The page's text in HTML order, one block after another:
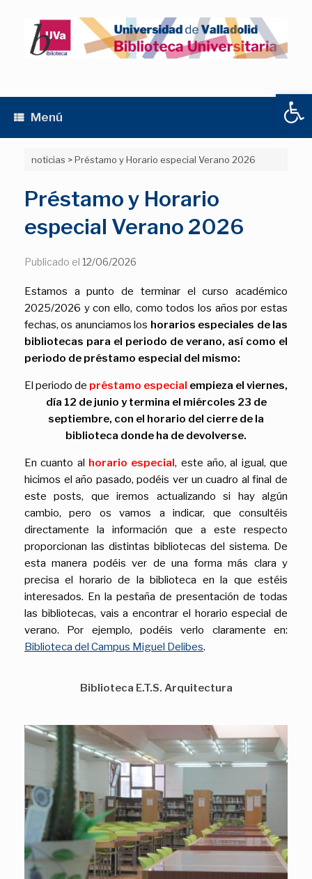
Abrir
contenido
Menú
noticias >Préstamo y Horario especial Verano 2026
Préstamo y Horario
especial Verano 2026
Publicado el 12/06/2026
Estamos a punto de terminar el curso académico
2025/2026 y con ello, como todos los años por estas
fechas, os anunciamos los horarios especiales de las
bibliotecas para el periodo de verano, así como el
periodo de préstamo especial del mismo:
El periodo de préstamo especial empieza el viernes,
día 12 de junio y termina el miércoles 23 de
septiembre, con el horario del cierre de la
biblioteca donde ha de devolverse.
En cuanto al horario especial, este año, al igual, que
hicimos el año pasado, podéis ver un cuadro al final de
este posts, que iremos actualizando si hay algún
cambio, pero os vamos a indicar, que consultéis
directamente la información que a este respecto
proporcionan las distintas bibliotecas del sistema. De
esta manera podéis ver de una forma más clara y
precisa el horario de la biblioteca en la que estéis
interesados. En la pestaña de presentación de todas
las bibliotecas, vais a encontrar el horario especial de
verano. Por ejemplo, podéis verlo claramente en:
Biblioteca del Campus Miguel Delibes.
Biblioteca E.T.S. Arquitectura